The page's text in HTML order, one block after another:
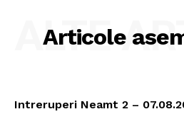
Articole
ALTE
Intreruperi Neamt 2 –